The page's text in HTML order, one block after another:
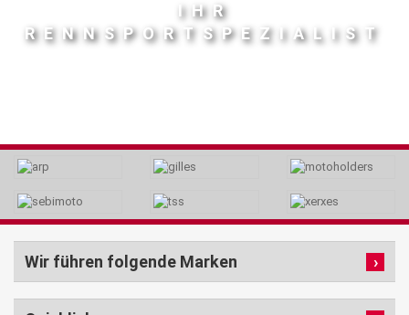
IHR
RENNSPORTSPEZIALIST
Wir führen folgende Marken